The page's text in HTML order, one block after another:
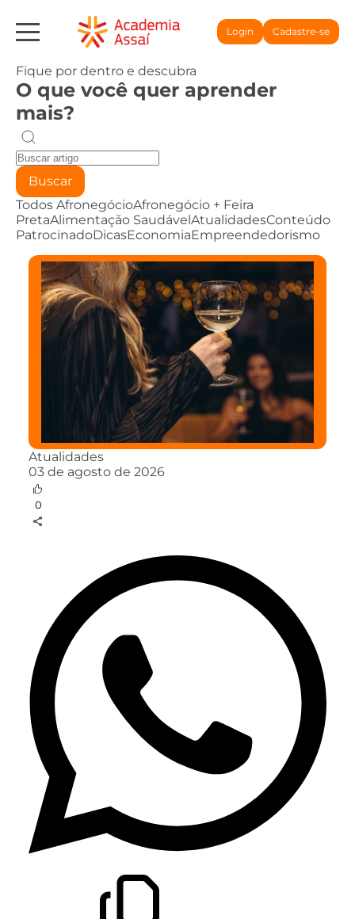
Login Cadastre-se
Fique por dentro e descubra
O que você quer aprender
mais?
Buscar
Todos AfronegócioAfronegócio + Feira
PretaAlimentação SaudávelAtualidadesConteúdo
PatrocinadoDicasEconomiaEmpreendedorismo
Atualidades
03 de agosto de 2026
0